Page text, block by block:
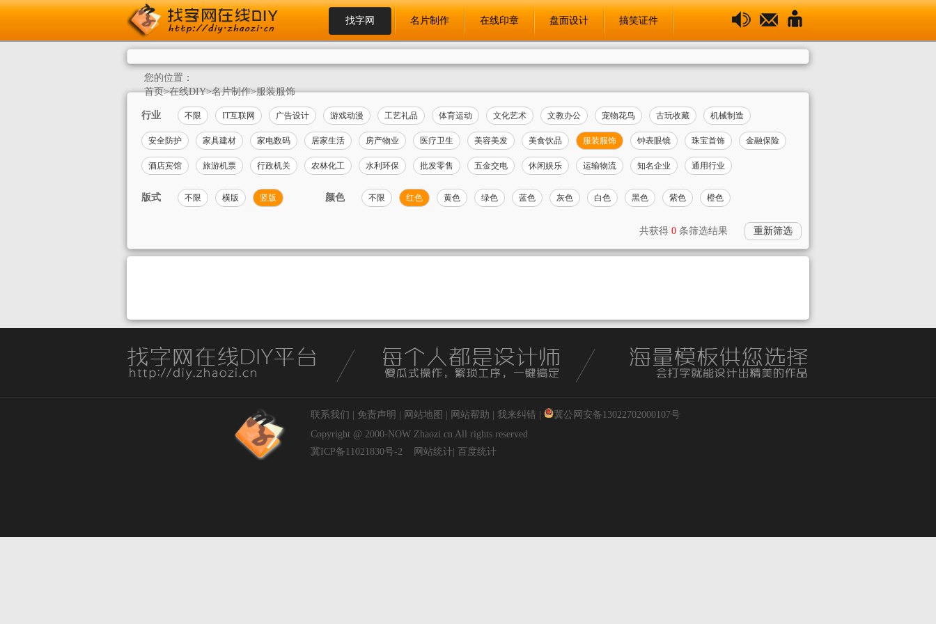
找字网 名片制作 在线印章 盘面设计 搞笑证件
您的位置：
首页>在线DIY>名片制作>服装服饰
行业 不限 IT互联网 广告设计 游戏动漫 工艺礼品 体育运动 文化艺术 文教办公 宠物花鸟 古玩收藏 机械制造
安全防护 家具建材 家电数码 居家生活 房产物业 医疗卫生 美容美发 美食饮品 服装服饰 钟表眼镜 珠宝首饰 金融保险
酒店宾馆 旅游机票 行政机关 农林化工 水利环保 批发零售 五金交电 休闲娱乐 运输物流 知名企业 通用行业
版式 不限 横版 竖版 颜色 不限 红色 黄色 绿色 蓝色 灰色 白色 黑色 紫色 橙色
共获得 0 条筛选结果 重新筛选
联系我们 免责声明 网站地图 网站帮助 我来纠错
冀公网安备13022702000107号
Copyright @ 2000-NOW Zhaozi.cn All rights reserved
冀ICP备11021830号-2
网站统计 百度统计